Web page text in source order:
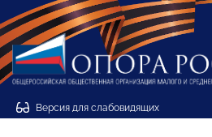
Версия для слабовидящих